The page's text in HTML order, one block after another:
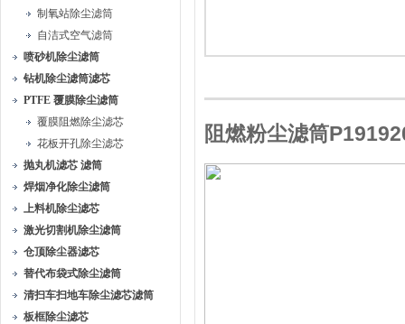
制氧站除尘滤筒
自洁式空气滤筒
喷砂机除尘滤筒
钻机除尘滤筒滤芯
PTFE 覆膜除尘滤筒
覆膜阻燃除尘滤芯
花板开孔除尘滤芯
抛丸机滤芯 滤筒
焊烟净化除尘滤筒
上料机除尘滤芯
激光切割机除尘滤筒
仓顶除尘器滤芯
替代布袋式除尘滤筒
清扫车扫地车除尘滤芯滤筒
板框除尘滤芯
阻燃粉尘滤筒